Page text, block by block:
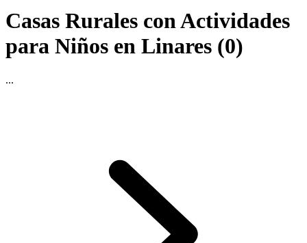
Casas Rurales con Actividades
para Niños en Linares (0)
...